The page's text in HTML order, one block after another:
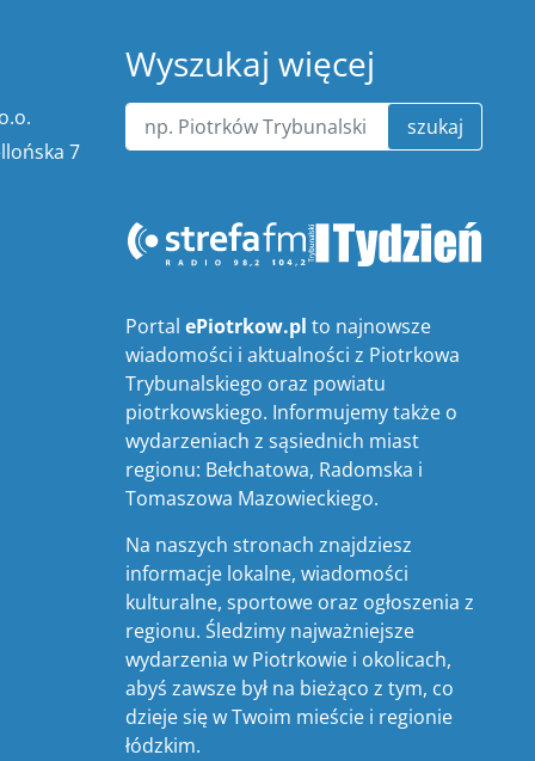
7
Wyszukaj więcej
szukaj
PortalePiotrkow.pl to najnowsze
wiadomości i aktualności z Piotrkowa
Trybunalskiego oraz powiatu
piotrkowskiego. Informujemy także o
wydarzeniach z sąsiednich miast
regionu: Bełchatowa, Radomska i
Tomaszowa Mazowieckiego.
Na naszych stronach znajdziesz
informacje lokalne, wiadomości
kulturalne, sportowe oraz ogłoszenia z
regionu. Śledzimy najważniejsze
wydarzenia w Piotrkowie i okolicach,
abyś zawsze był na bieżąco z tym, co
dzieje się w Twoim mieście i regionie
łódzkim.